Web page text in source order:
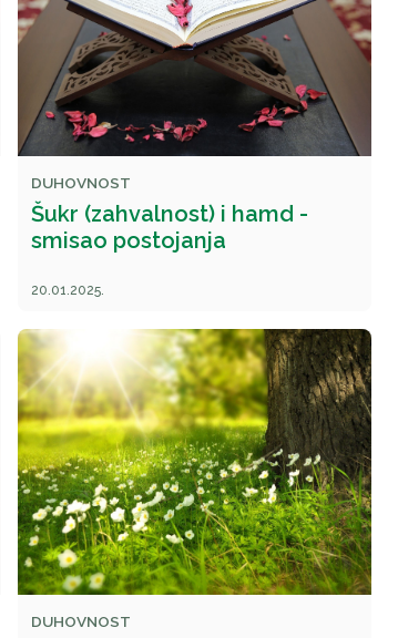
DUHOVNOST
Šukr (zahvalnost) i hamd -
smisao postojanja
20.01.2025.
DUHOVNOST